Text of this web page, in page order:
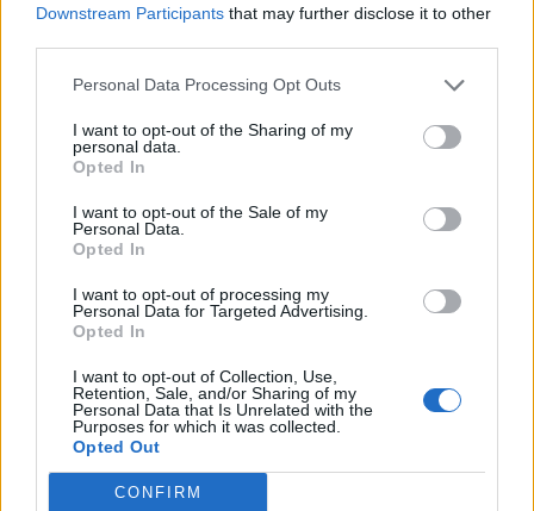
Downstream Participants that may further disclose it to other
Personal Data Processing Opt Outs
I want to opt-out of the Sharing of my
personal data.
Opted In
I want to opt-out of the Sale of my
Personal Data.
Opted In
I want to opt-out of processing my
Personal Data for Targeted Advertising.
Opted In
I want to opt-out of Collection, Use,
Retention, Sale, and/or Sharing of my
Personal Data that Is Unrelated with the
Purposes for which it was collected.
Opted Out
CONFIRM